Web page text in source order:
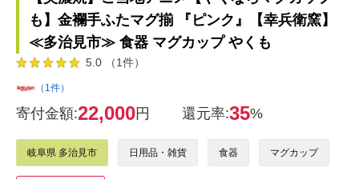
も】金襴手ふたマグ揃 『ピンク』【幸兵衛窯】
≪多治見市≫ 食器 マグカップ やくも
5.0 （1件）
（1件）
寄付金額:22,000円 還元率:35%
岐阜県 多治見市 日用品・雑貨 食器 マグカップ